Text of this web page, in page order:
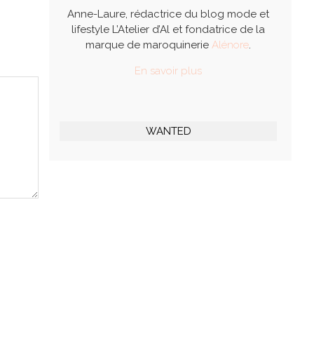
Anne-Laure, rédactrice du blog mode et
lifestyle L’Atelier d’Al et fondatrice de la
marque de maroquinerieAlénore.
En savoir plus
WANTED